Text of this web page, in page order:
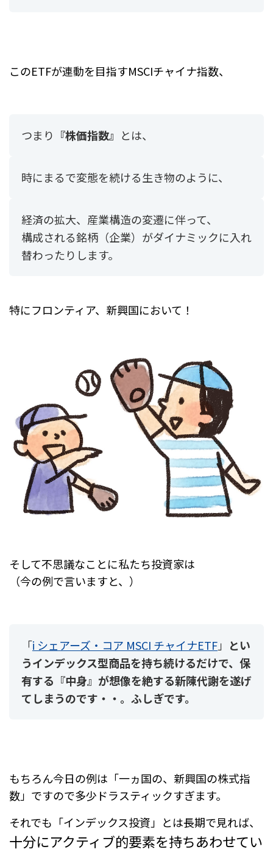
このETFが連動を目指すMSCIチャイナ指数、
つまり 『株価指数』 とは、
時にまるで変態を続ける生き物のように、
経済の拡大、産業構造の変遷に伴って、
構成される銘柄（企業）がダイナミックに入れ
替わったりします。
特にフロンティア、新興国において！
そして不思議なことに私たち投資家は
（今の例で言いますと、）
「i シェアーズ・コア MSCI チャイナETF」 とい
うインデックス型商品を持ち続けるだけで、保
有する『中身』が想像を絶する新陳代謝を遂げ
てしまうのです・・。ふしぎです。
もちろん今日の例は「一ヵ国の、新興国の株式指
数」ですので多少ドラスティックすぎます。
それでも 「インデックス投資」とは長期で見れば、
十分にアクティブ的要素を持ちあわせてい